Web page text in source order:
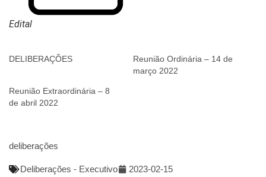
Edital
DELIBERAÇÕES
Reunião Ordinária – 14 de
março 2022
Reunião Extraordinária – 8
de abril 2022
deliberações
Deliberações - Executivo 2023-02-15